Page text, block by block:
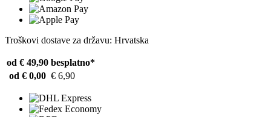
Troškovi dostave za državu: Hrvatska
od € 49,90 besplatno*
od € 0,00 € 6,90